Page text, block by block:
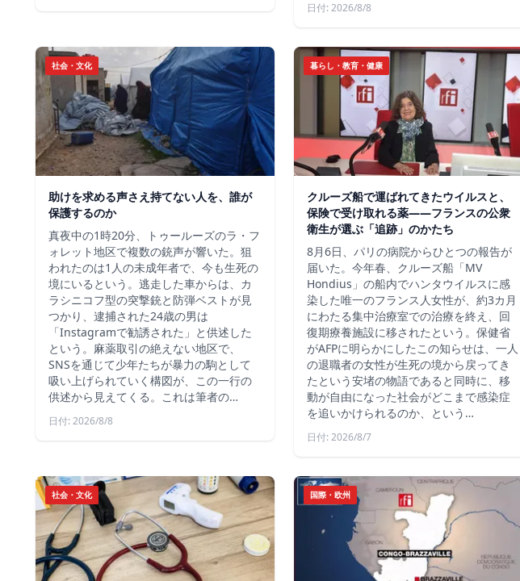
日付: 2026/8/8
社会・文化
助けを求める声さえ持てない人を、誰が
保護するのか
真夜中の1時20分、トゥールーズのラ・フ
ォレット地区で複数の銃声が響いた。狙
われたのは1人の未成年者で、今も生死の
境にいるという。逃走した車からは、カ
ラシニコフ型の突撃銃と防弾ベストが見
つかり、逮捕された24歳の男は
「Instagramで勧誘された」と供述した
という。麻薬取引の絶えない地区で、
SNSを通じて少年たちが暴力の駒として
吸い上げられていく構図が、この一行の
供述から見えてくる。これは筆者の…
日付: 2026/8/8
暮らし・教育・健康
クルーズ船で運ばれてきたウイルスと、
保険で受け取れる薬――フランスの公衆
衛生が選ぶ「追跡」のかたち
8月6日、パリの病院からひとつの報告が
届いた。今年春、クルーズ船「MV
Hondius」の船内でハンタウイルスに感
染した唯一のフランス人女性が、約3カ月
にわたる集中治療室での治療を終え、回
復期療養施設に移されたという。保健省
がAFPに明らかにしたこの知らせは、一人
の退職者の女性が生死の境から戻ってき
たという安堵の物語であると同時に、移
動が自由になった社会がどこまで感染症
を追いかけられるのか、という…
日付: 2026/8/7
社会・文化 国際・欧州